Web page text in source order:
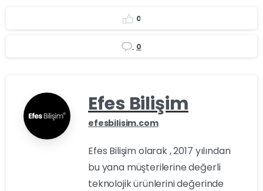
0
0
Efes Bilişim
efesbilisim.com
Efes Bilişim olarak , 2017 yılından
bu yana müşterilerine değerli
teknolojik ürünlerini değerinde